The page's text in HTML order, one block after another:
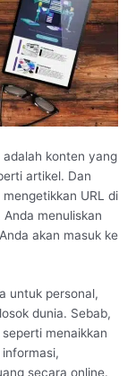
konten yang
artikel. Dan
URL di
menuliskan
akan masuk ke
untuk personal,
dunia. Sebab,
menaikkan
secara online.